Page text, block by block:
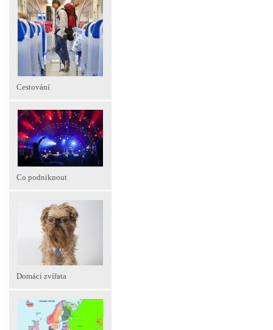
Cestování
Co podniknout
Domácí zvířata